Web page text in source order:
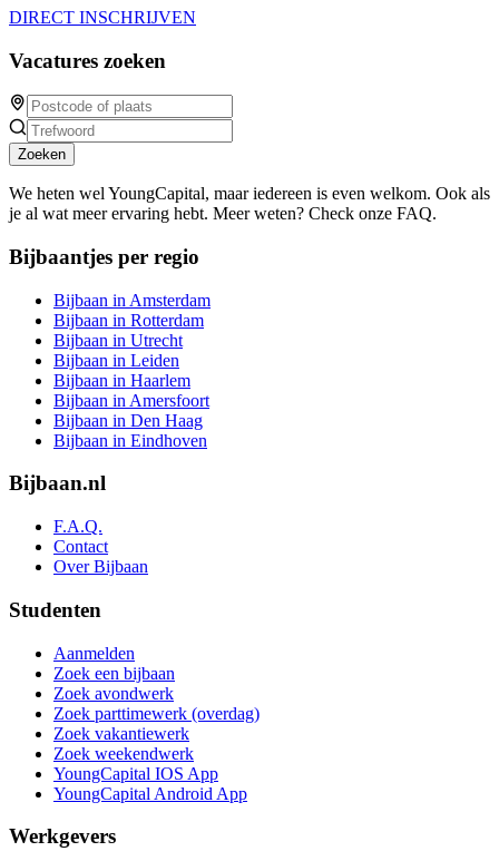
DIRECT INSCHRIJVEN
Vacatures zoeken
Zoeken
We heten wel YoungCapital, maar iedereen is even welkom. Ook als
je al wat meer ervaring hebt. Meer weten? Check onze FAQ.
Bijbaantjes per regio
Bijbaan in Amsterdam
Bijbaan in Rotterdam
Bijbaan in Utrecht
Bijbaan in Leiden
Bijbaan in Haarlem
Bijbaan in Amersfoort
Bijbaan in Den Haag
Bijbaan in Eindhoven
Bijbaan.nl
F.A.Q.
Contact
Over Bijbaan
Studenten
Aanmelden
Zoek een bijbaan
Zoek avondwerk
Zoek parttimewerk (overdag)
Zoek vakantiewerk
Zoek weekendwerk
YoungCapital IOS App
YoungCapital Android App
Werkgevers